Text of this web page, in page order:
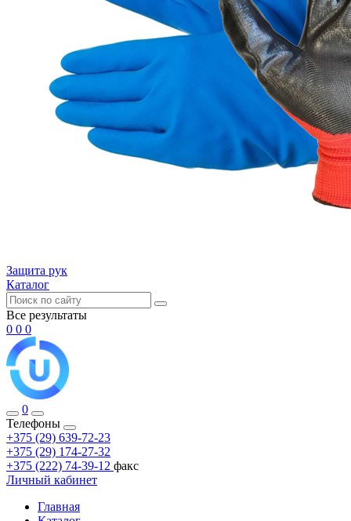
Защита рук
Каталог
Все результаты
0 0 0
0
Телефоны
+375 (29) 639-72-23
+375 (29) 174-27-32
+375 (222) 74-39-12 факс
Личный кабинет
Главная